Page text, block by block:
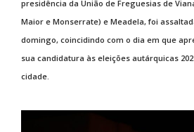
presidência da União de Freguesias de
Maior e Monserrate) e Meadela, foi
domingo, coincidindo com o dia em que
sua candidatura às eleições autárquicas
cidade.